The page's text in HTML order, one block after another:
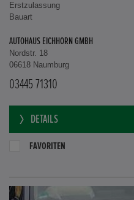
Erstzulassung
Bauart
AUTOHAUS EICHHORN GMBH
Nordstr. 18
06618 Naumburg
03445 71310
DETAILS
FAVORITEN